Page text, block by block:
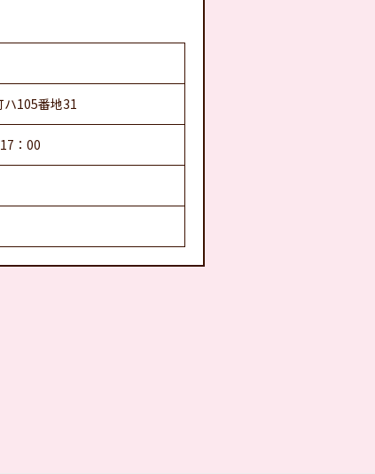
105番地31
：00